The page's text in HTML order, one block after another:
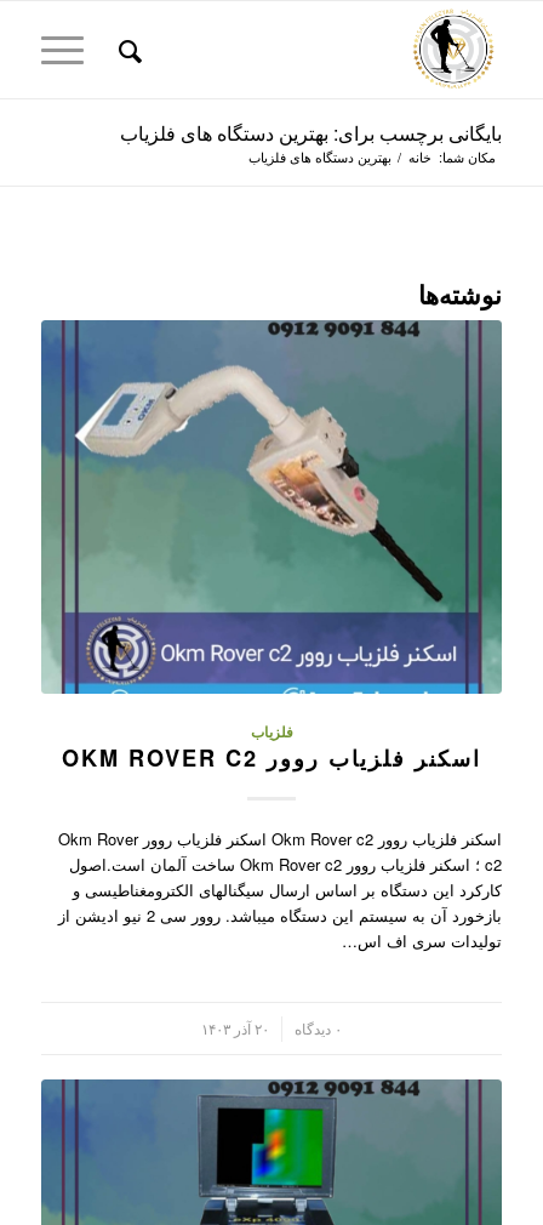
بایگانی برچسب برای: بهترین دستگاه های فلزیاب
مکان شما: خانه / بهترین دستگاه های فلزیاب
نوشته‌ها
فلزیاب
اسکنر فلزیاب روور OKM ROVER C2
اسکنر فلزیاب روور Okm Rover c2 اسکنر فلزیاب روور Okm Rover
c2 ؛ اسکنر فلزیاب روور Okm Rover c2 ساخت آلمان است.اصول
کارکرد این دستگاه بر اساس ارسال سیگنالهای الکترومغناطیسی و
بازخورد آن به سیستم این دستگاه میباشد. روور سی 2 نیو ادیشن از
تولیدات سری اف اس…
۰ دیدگاه ۲۰ آذر ۱۴۰۳